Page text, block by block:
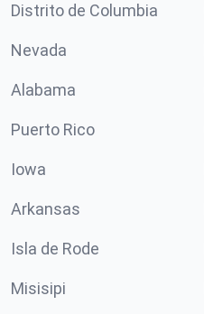
Distrito de Columbia
Nevada
Alabama
Puerto Rico
Iowa
Arkansas
Isla de Rode
Misisipi